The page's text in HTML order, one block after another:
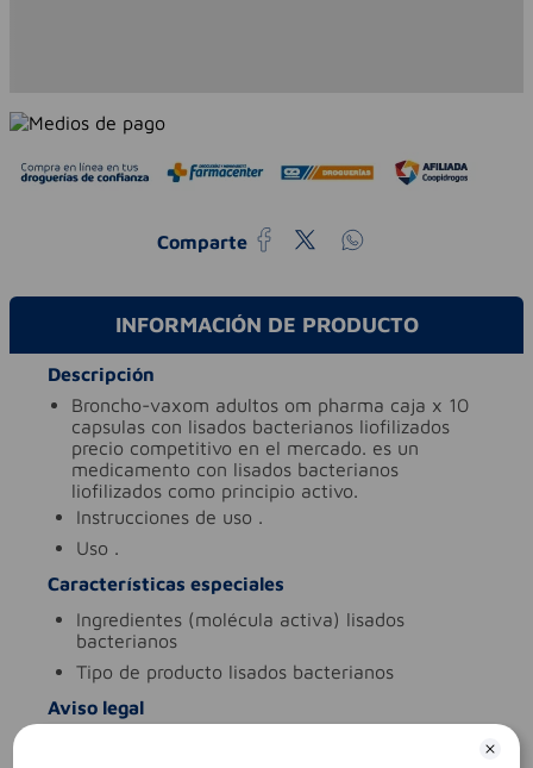
Comparte
INFORMACIÓN DE PRODUCTO
Descripción
broncho-vaxom adultos om pharma caja x 10
capsulas con lisados bacterianos liofilizados
precio competitivo en el mercado. es un
medicamento con lisados bacterianos
liofilizados como principio activo.
instrucciones de uso .
uso .
Características especiales
ingredientes (molécula activa) lisados
bacterianos
tipo de producto lisados bacterianos
Aviso legal